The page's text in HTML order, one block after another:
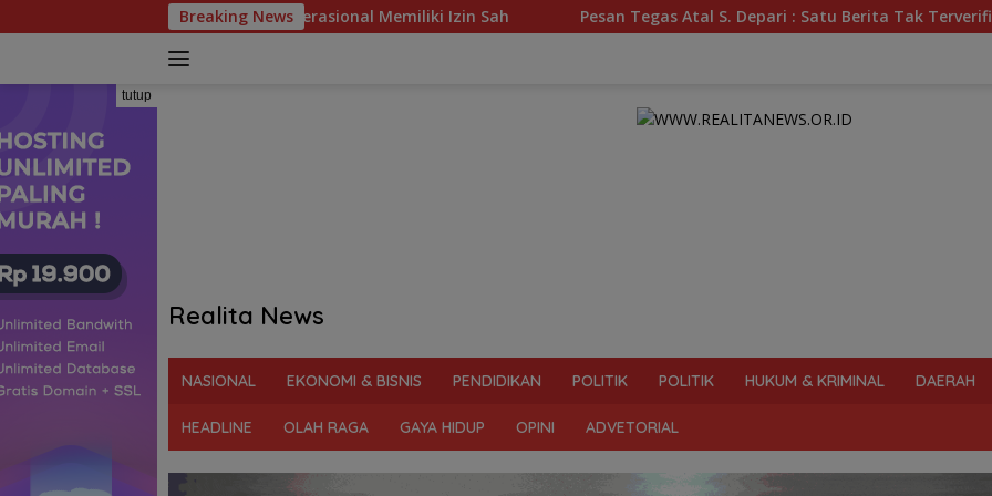
ke
Breaking News
Kegiatan Operasional Memiliki Izin Sah Pesan Tegas Atal S. Depari : Satu Berita Tak Terverifikasi Bisa Hancurkan
tutup
Realita News
Ungkap
NASIONAL EKONOMI & BISNIS PENDIDIKAN POLITIK POLITIK HUKUM & KRIMINAL DAERAH
HEADLINE OLAH RAGA GAYA HIDUP OPINI ADVETORIAL